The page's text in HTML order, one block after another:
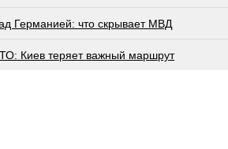
Германией: что скрывает МВД
Киев теряет важный маршрут